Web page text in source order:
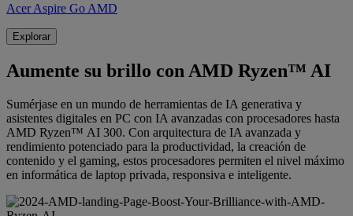
Acer Aspire Go AMD
Explorar
Aumente su brillo con AMD Ryzen™ AI
Sumérjase en un mundo de herramientas de IA generativa y
asistentes digitales en PC con IA avanzadas con procesadores hasta
AMD Ryzen™ AI 300. Con arquitectura de IA avanzada y
rendimiento potenciado para la productividad, la creación de
contenido y el gaming, estos procesadores permiten el nivel máximo
en informática de laptop privada, responsiva e inteligente.